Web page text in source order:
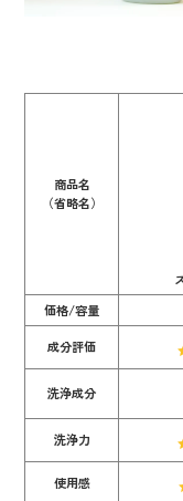
商品名
（省略名）
価格/容量
成分評価
洗浄成分
洗浄力
使用感